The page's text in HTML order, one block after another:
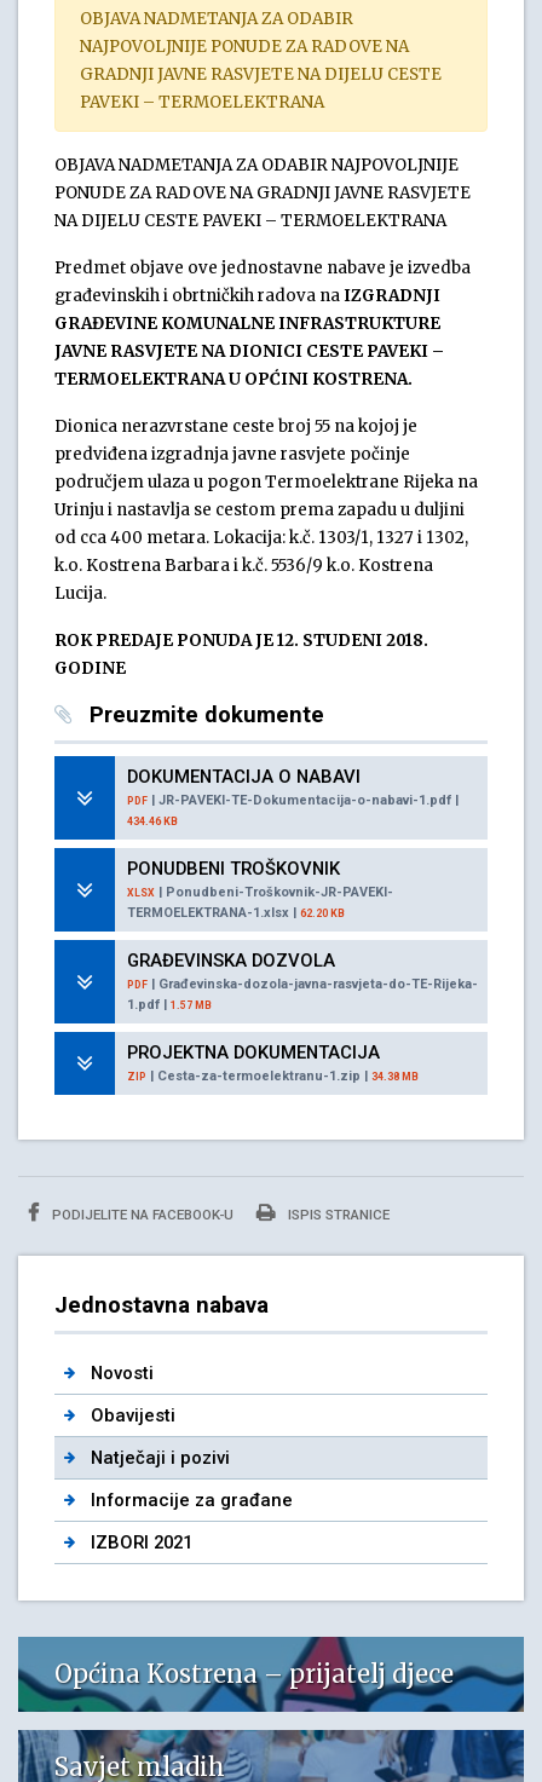
OBJAVA NADMETANJA ZA ODABIR
NAJPOVOLJNIJE PONUDE ZA RADOVE NA
GRADNJI JAVNE RASVJETE NA DIJELU CESTE
PAVEKI – TERMOELEKTRANA
OBJAVA NADMETANJA ZA ODABIR NAJPOVOLJNIJE
PONUDE ZA RADOVE NA GRADNJI JAVNE RASVJETE
NA DIJELU CESTE PAVEKI – TERMOELEKTRANA
Predmet objave ove jednostavne nabave je izvedba
građevinskih i obrtničkih radova naIZGRADNJI
GRAĐEVINE KOMUNALNE INFRASTRUKTURE
JAVNE RASVJETE NA DIONICI CESTE PAVEKI –
TERMOELEKTRANA U OPĆINI KOSTRENA.
Dionica nerazvrstane ceste broj 55 na kojoj je
predviđena izgradnja javne rasvjete počinje
područjem ulaza u pogon Termoelektrane Rijeka na
Urinju i nastavlja se cestom prema zapadu u duljini
od cca 400 metara. Lokacija: k.č. 1303/1, 1327 i 1302,
k.o. Kostrena Barbara i k.č. 5536/9 k.o. Kostrena
Lucija.
ROK PREDAJE PONUDA JE 12. STUDENI 2018.
GODINE
Preuzmite dokumente
DOKUMENTACIJA O NABAVI
PDF | JR-PAVEKI-TE-Dokumentacija-o-nabavi-1.pdf |
434.46 KB
PONUDBENI TROŠKOVNIK
XLSX | Ponudbeni-Troškovnik-JR-PAVEKI-
TERMOELEKTRANA-1.xlsx | 62.20 KB
GRAĐEVINSKA DOZVOLA
PDF | Građevinska-dozola-javna-rasvjeta-do-TE-Rijeka-
1.pdf | 1.57 MB
PROJEKTNA DOKUMENTACIJA
ZIP | Cesta-za-termoelektranu-1.zip | 34.38 MB
PODIJELITE NA FACEBOOK-U ISPIS STRANICE
Jednostavna nabava
Novosti
Obavijesti
Natječaji i pozivi
Informacije za građane
IZBORI 2021
Općina Kostrena – prijatelj djece
Savjet mladih